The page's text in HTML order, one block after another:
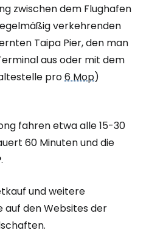
zwischen dem Flughafen
verkehrenden
Taipa Pier, den man
aus oder mit dem
pro6 Mop)
fahren etwa alle 15-30
60 Minuten und die
.
und weitere
auf den Websites der